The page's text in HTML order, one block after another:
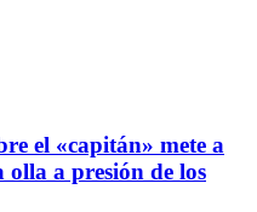
el «capitán» mete a
a presión de los